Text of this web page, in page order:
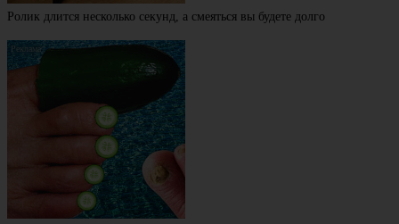
Ролик длится несколько секунд, а смеяться вы будете долго